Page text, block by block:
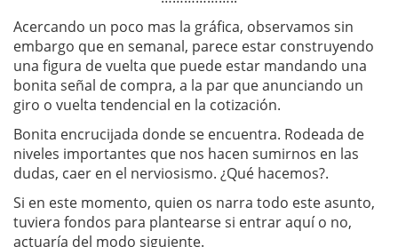
Acercando un poco mas la gráfica, observamos sin
embargo que en semanal, parece estar construyendo
una figura de vuelta que puede estar mandando una
bonita señal de compra, a la par que anunciando un
giro o vuelta tendencial en la cotización.
Bonita encrucijada donde se encuentra. Rodeada de
niveles importantes que nos hacen sumirnos en las
dudas, caer en el nerviosismo. ¿Qué hacemos?.
Si en este momento, quien os narra todo este asunto,
tuviera fondos para plantearse si entrar aquí o no,
actuaría del modo siguiente.